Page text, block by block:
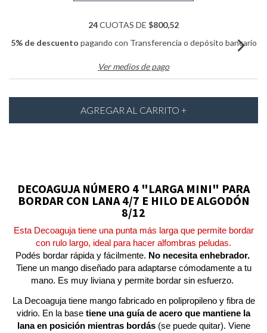
24CUOTAS DE $800,52
5% de descuento pagando con Transferencia o depósito bancario
Ver medios de pago
DECOAGUJA NÚMERO 4 "LARGA MINI" PARA
BORDAR CON LANA 4/7 E HILO DE ALGODÓN
8/12
Esta Decoaguja tiene una punta más larga que permite bordar
con rulo largo, ideal para hacer alfombras peludas.
Podés bordar rápida y fácilmente. No necesita enhebrador.
Tiene un mango diseñado para adaptarse cómodamente a tu
mano. Es muy liviana y permite bordar sin esfuerzo.
La Decoaguja tiene mango fabricado en polipropileno y fibra de
vidrio. En la base tiene una guía de acero que mantiene la
lana en posición mientras bordás(se puede quitar). Viene